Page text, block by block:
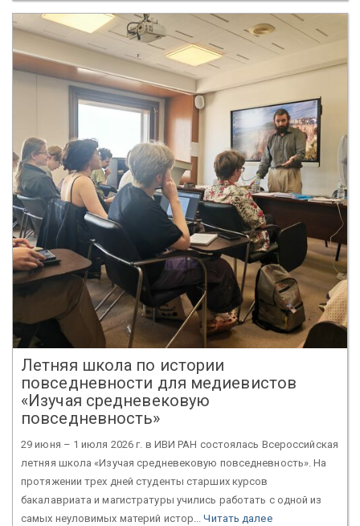
Летняя школа по истории
повседневности для медиевистов
«Изучая средневековую
повседневность»
29 июня – 1 июля 2026 г. в ИВИ РАН состоялась Всероссийская
летняя школа «Изучая средневековую повседневность». На
протяжении трех дней студенты старших курсов
бакалавриата и магистратуры учились работать с одной из
самых неуловимых материй истор...Читать далее